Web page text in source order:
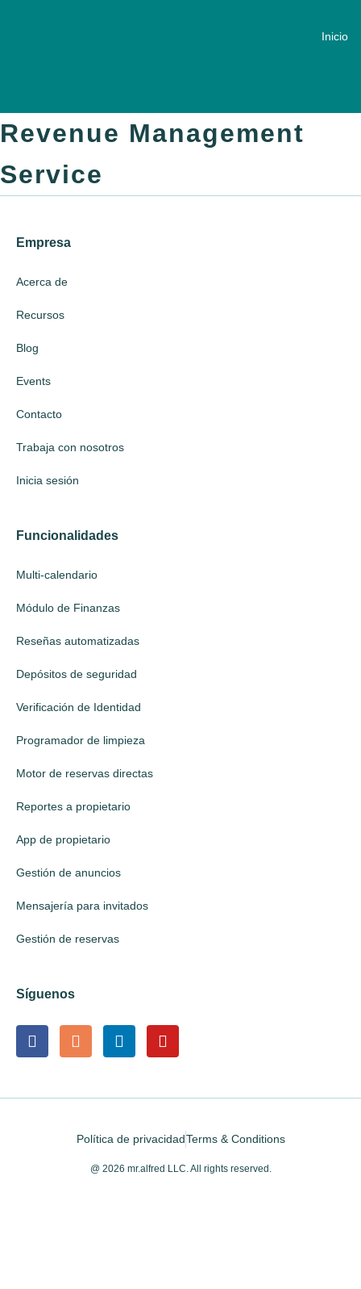
Inicio
Revenue Management
Service
Empresa
Acerca de
Recursos
Blog
Events
Contacto
Trabaja con nosotros
Inicia sesión
Funcionalidades
Multi-calendario
Módulo de Finanzas
Reseñas automatizadas
Depósitos de seguridad
Verificación de Identidad
Programador de limpieza
Motor de reservas directas
Reportes a propietario
App de propietario
Gestión de anuncios
Mensajería para invitados
Gestión de reservas
Síguenos
@ 2026 mr.alfred LLC. All rights reserved.
Política de privacidadTerms & Conditions